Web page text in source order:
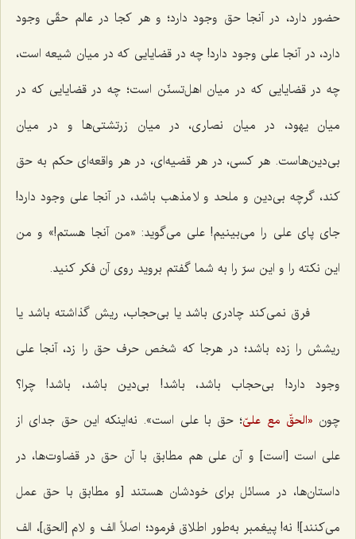
حضور دارد، در آنجا حق وجود دارد؛ و هر کجا در عالم حقّی وجود
دارد، در آنجا علی وجود دارد! چه در قضایایی که در میان شیعه است،
چه در قضایایی که در میان اهل‌تسنّن است؛ چه در قضایایی که در
میان یهود، در میان نصاری، در میان زرتشتی‌ها و در میان
بی‌دین‌هاست. هر کسی، در هر قضیه‌ای، در هر واقعه‌ای حکم به حق
کند، گرچه بی‌دین و ملحد و لا مذهب باشد، در آنجا علی وجود دارد!
جای پای علی را می‌بینیم! علی می‌گوید: «من آنجا هستم!» و من
این نکته را و این سرّ را به شما گفتم بروید روی آن فکر کنید.
فرق نمی‌کند چادری باشد یا بی‌حجاب، ریش گذاشته باشد یا
ریشش را زده باشد؛ در هرجا که شخص حرف حق را زد، آنجا علی
وجود دارد! بی‌حجاب باشد، باشد! بی‌دین باشد، باشد! چرا؟
چون «الحقّ مع علیّ؛ حق با علی است». نه‌اینکه این حق جدای از
علی است [است] و آن علی هم مطابق با آن حق در قضاوت‌ها، در
داستان‌ها، در مسائل برای خودشان هستند [و مطابق با حق عمل
می‌کنند]! نه! پیغمبر به‌طور اطلاق فرمود؛ اصلاً الف و لام [الحق]، الف